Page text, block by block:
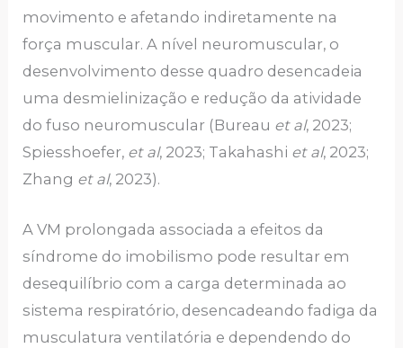
movimento e afetando indiretamente na
força muscular. A nível neuromuscular, o
desenvolvimento desse quadro desencadeia
uma desmielinização e redução da atividade
do fuso neuromuscular (Bureau et al, 2023;
Spiesshoefer, et al, 2023; Takahashi et al, 2023;
Zhang et al, 2023).
A VM prolongada associada a efeitos da
síndrome do imobilismo pode resultar em
desequilíbrio com a carga determinada ao
sistema respiratório, desencadeando fadiga da
musculatura ventilatória e dependendo do